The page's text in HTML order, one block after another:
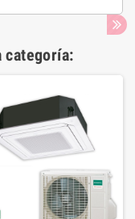
categoría: